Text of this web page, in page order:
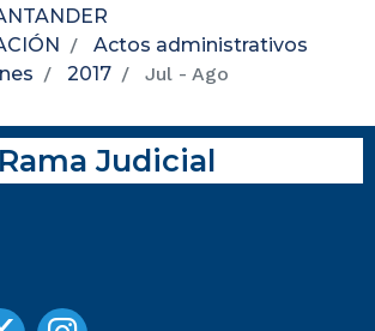
Actos administrativos
2017 Jul - Ago
Rama Judicial